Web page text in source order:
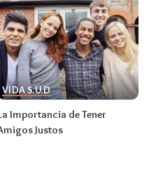
VIDA S.U.D
Importancia de Tener
Justos